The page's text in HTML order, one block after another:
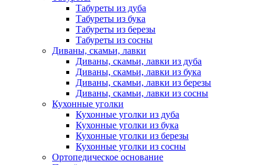
Табуреты из дуба
Табуреты из бука
Табуреты из березы
Табуреты из сосны
Диваны, скамьи, лавки
Диваны, скамьи, лавки из дуба
Диваны, скамьи, лавки из бука
Диваны, скамьи, лавки из березы
Диваны, скамьи, лавки из сосны
Кухонные уголки
Кухонные уголки из дуба
Кухонные уголки из бука
Кухонные уголки из березы
Кухонные уголки из сосны
Ортопедическое основание